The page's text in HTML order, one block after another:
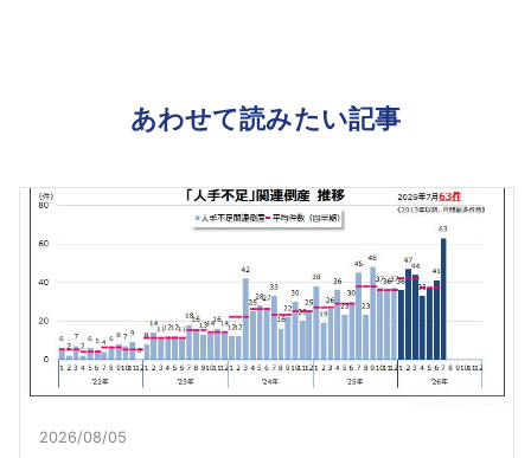
あわせて読みたい記事
2026/08/05